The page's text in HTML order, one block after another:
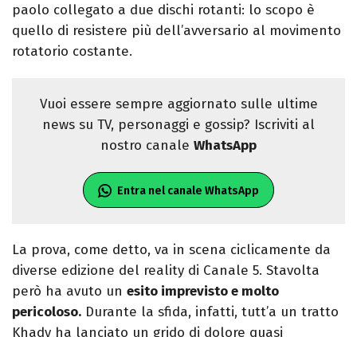
paolo collegato a due dischi rotanti: lo scopo è
quello di resistere più dell’avversario al movimento
rotatorio costante.
Vuoi essere sempre aggiornato sulle ultime
news su TV, personaggi e gossip? Iscriviti al
nostro canale WhatsApp
Entra nel canale WhatsApp
La prova, come detto, va in scena ciclicamente da
diverse edizione del reality di Canale 5. Stavolta
però ha avuto un esito imprevisto e molto
pericoloso. Durante la sfida, infatti, tutt’a un tratto
Khady ha lanciato un grido di dolore quasi